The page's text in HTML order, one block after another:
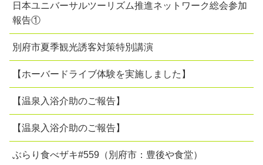
日本ユニバーサルツーリズム推進ネットワーク総会参加
報告①
別府市夏季観光誘客対策特別講演
【ホーバードライブ体験を実施しました】
【温泉入浴介助のご報告】
【温泉入浴介助のご報告】
ぶらり食べザキ#559（別府市：豊後や食堂）